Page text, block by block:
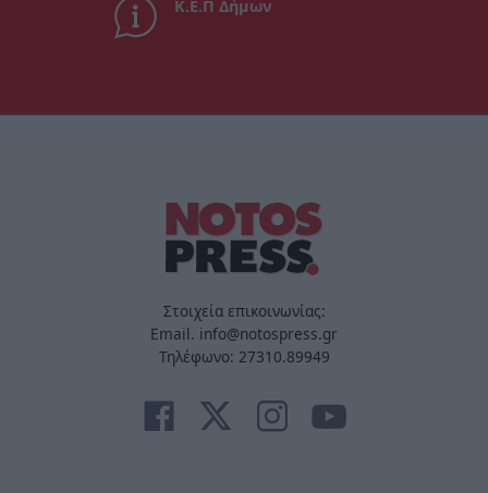
Κ.Ε.Π Δήμων
Στοιχεία επικοινωνίας:
Email. info@notospress.gr
Τηλέφωνο: 27310.89949